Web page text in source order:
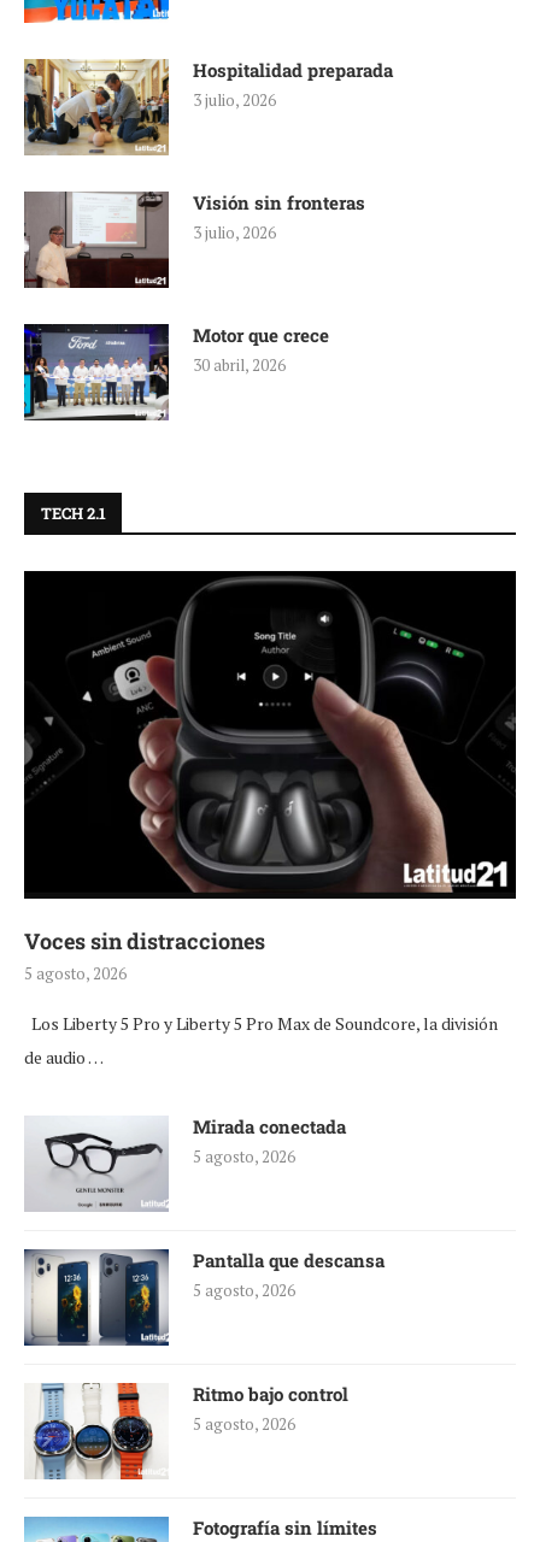
Hospitalidad preparada
3 julio, 2026
Visión sin fronteras
3 julio, 2026
Motor que crece
30 abril, 2026
TECH 2.1
Voces sin distracciones
5 agosto, 2026
Los Liberty 5 Pro y Liberty 5 Pro Max de Soundcore, la división
de audio …
Mirada conectada
5 agosto, 2026
Pantalla que descansa
5 agosto, 2026
Ritmo bajo control
5 agosto, 2026
Fotografía sin límites